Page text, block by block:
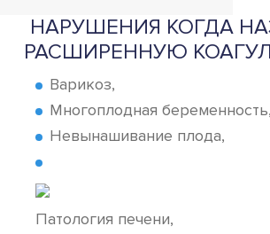
НАРУШЕНИЯ КОГДА
РАСШИРЕННУЮ
Варикоз,
Многоплодная беременность,
Невынашивание плода,
Патология печени,